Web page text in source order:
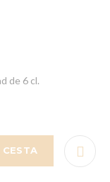
de 6 cl.